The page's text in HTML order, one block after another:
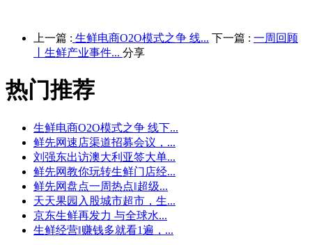
上一篇 : 生鲜电商O2O模式之争 线... 下一篇 : 一周回顾
丨生鲜产业事件... 分享
热门推荐
生鲜电商O2O模式之争 线下...
鲜先网速店渠道招募会议，...
刘强东出访澳大利亚签大单...
鲜先网教你玩转生鲜门店经...
鲜先网盘点一周热点‖超级...
天天果园入股城市超市，生...
京东生鲜再发力 与全球水...
生鲜经营‖赚钱多就看1遍，...